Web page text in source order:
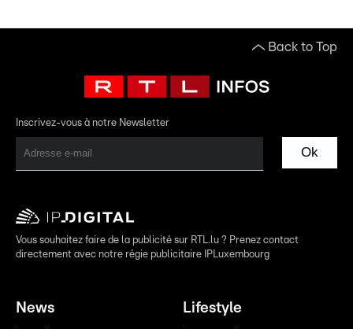
Back to Top
Inscrivez-vous à notre Newsletter
Ok
Vous souhaitez faire de la publicité sur RTL.lu ? Prenez contact
directement avec notre régie publicitaire IPLuxembourg
News Lifestyle